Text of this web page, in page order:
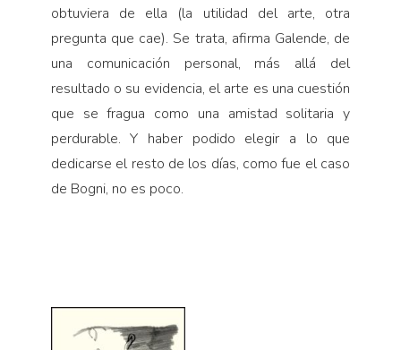
obtuviera de ella (la utilidad del arte, otra
pregunta que cae). Se trata, afirma Galende, de
una comunicación personal, más allá del
resultado o su evidencia, el arte es una cuestión
que se fragua como una amistad solitaria y
perdurable. Y haber podido elegir a lo que
dedicarse el resto de los días, como fue el caso
de Bogni, no es poco.